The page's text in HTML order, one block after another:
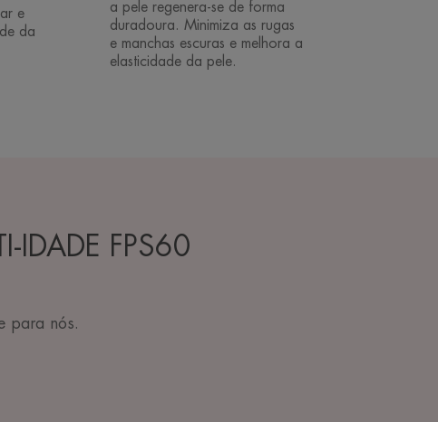
e
da
a pele regenera-se de forma
duradoura. Minimiza as rugas
e manchas escuras e melhora a
elasticidade da pele.
IDADE FPS60
para nós.